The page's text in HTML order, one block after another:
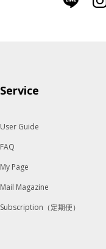
Service
User Guide
FAQ
My Page
Mail Magazine
Subscription（定期便）